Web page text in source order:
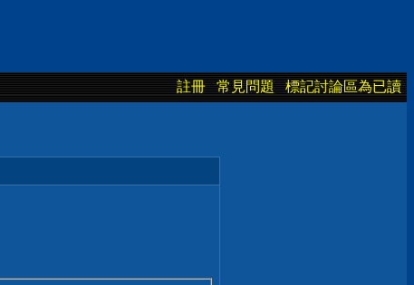
註冊 常見問題 標記討論區為已讀